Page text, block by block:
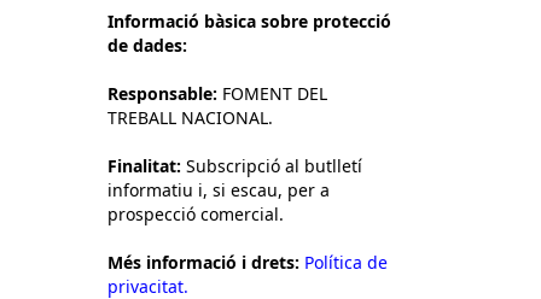
Informació bàsica sobre protecció
de dades:
Responsable: FOMENT DEL
TREBALL NACIONAL.
Finalitat: Subscripció al butlletí
informatiu i, si escau, per a
prospecció comercial.
Més informació i drets: Política de
privacitat.